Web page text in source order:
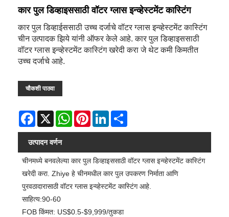
कार पुल डिव्हाइससाठी वॉटर ग्लास इन्व्हेस्टमेंट कास्टिंग
कार पुल डिव्हाईससाठी उच्च दर्जाचे वॉटर ग्लास इन्व्हेस्टमेंट कास्टिंग
चीन उत्पादक झिये यांनी ऑफर केले आहे. कार पुल डिव्हाइससाठी
वॉटर ग्लास इन्व्हेस्टमेंट कास्टिंग खरेदी करा जे थेट कमी किमतीत
उच्च दर्जाचे आहे.
चौकशी पाठवा
Facebook
X WhatsAppPinterestLinkedIn
उत्पादन वर्णन
चीनमध्ये बनवलेल्या कार पुल डिव्हाइससाठी वॉटर ग्लास इन्व्हेस्टमेंट कास्टिंग
खरेदी करा. Zhiye हे चीनमधील कार पुल उपकरण निर्माता आणि
पुरवठादारासाठी वॉटर ग्लास इन्व्हेस्टमेंट कास्टिंग आहे.
साहित्य:90-60
FOB किंमत: US$0.5-$9,999/तुकडा